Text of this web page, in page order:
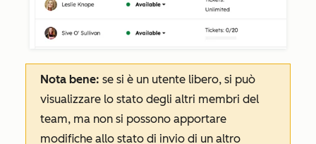
Nota bene: se si è un utente libero, si può
visualizzare lo stato degli altri membri del
team, ma non si possono apportare
modifiche allo stato di invio di un altro